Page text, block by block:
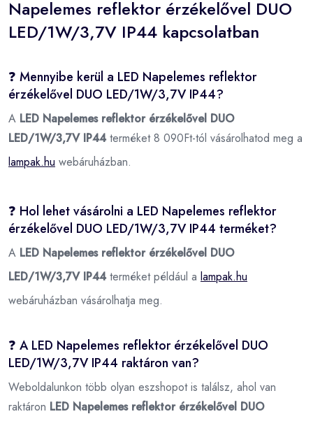
Napelemes reflektor érzékelővel DUO
LED/1W/3,7V IP44 kapcsolatban
❓ Mennyibe kerül a LED Napelemes reflektor
érzékelővel DUO LED/1W/3,7V IP44?
A LED Napelemes reflektor érzékelővel DUO
LED/1W/3,7V IP44terméket 8 090Ft-tól vásárolhatod meg a
lampak.hu webáruházban.
❓ Hol lehet vásárolni a LED Napelemes reflektor
érzékelővel DUO LED/1W/3,7V IP44 terméket?
A LED Napelemes reflektor érzékelővel DUO
LED/1W/3,7V IP44terméket például a lampak.hu
webáruházban vásárolhatja meg.
❓ A LED Napelemes reflektor érzékelővel DUO
LED/1W/3,7V IP44 raktáron van?
Weboldalunkon több olyan eszshopot is találsz, ahol van
raktáron LED Napelemes reflektor érzékelővel DUO